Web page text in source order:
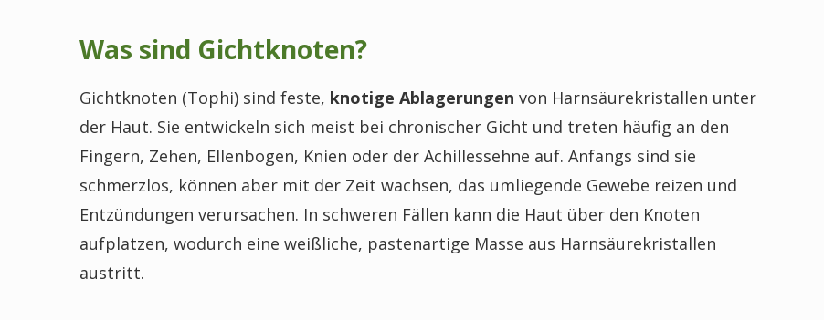
Was sind Gichtknoten?
Gichtknoten (Tophi) sind feste, knotige Ablagerungen von Harnsäurekristallen unter
der Haut. Sie entwickeln sich meist bei chronischer Gicht und treten häufig an den
Fingern, Zehen, Ellenbogen, Knien oder der Achillessehne auf. Anfangs sind sie
schmerzlos, können aber mit der Zeit wachsen, das umliegende Gewebe reizen und
Entzündungen verursachen. In schweren Fällen kann die Haut über den Knoten
aufplatzen, wodurch eine weißliche, pastenartige Masse aus Harnsäurekristallen
austritt.